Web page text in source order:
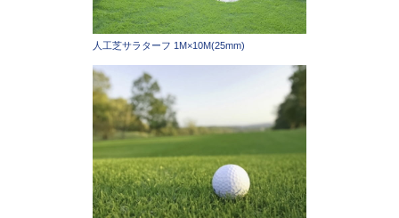
人工芝サラターフ 1M×10M(25mm)